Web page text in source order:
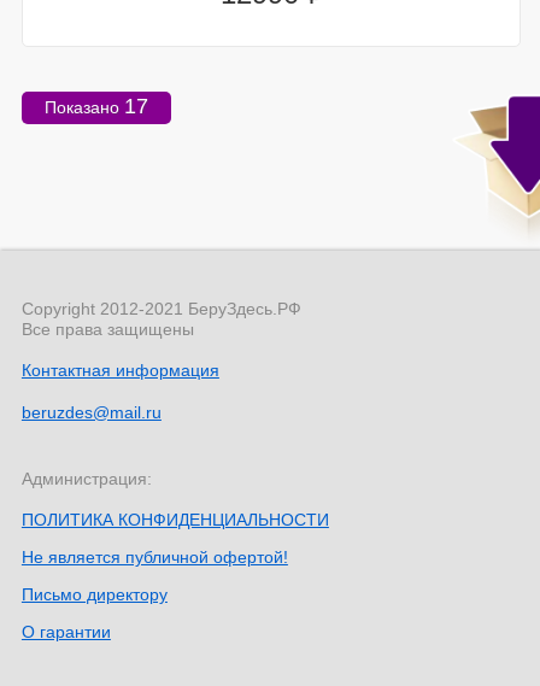
Показано 17
Copyright 2012-2021 БеруЗдесь.РФ
Все права защищены
Контактная информация
beruzdes@mail.ru
Администрация:
ПОЛИТИКА КОНФИДЕНЦИАЛЬНОСТИ
Не является публичной офертой!
Письмо директору
О гарантии